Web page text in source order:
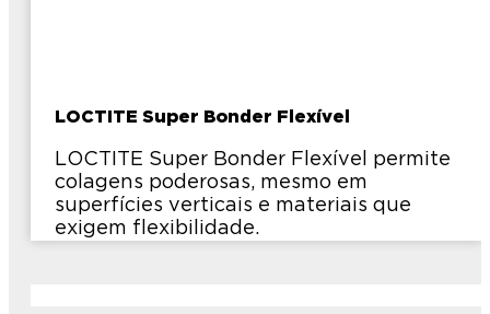
LOCTITE Super Bonder Flexível
LOCTITE Super Bonder Flexível permite
colagens poderosas, mesmo em
superfícies verticais e materiais que
exigem flexibilidade.